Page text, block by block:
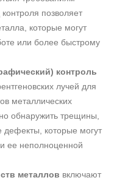
позволяет
которые могут
или более быстрому
контроль
лучей для
металлических
обнаружить трещины,
дефекты, которые могут
ее неполноценной
металлов включают